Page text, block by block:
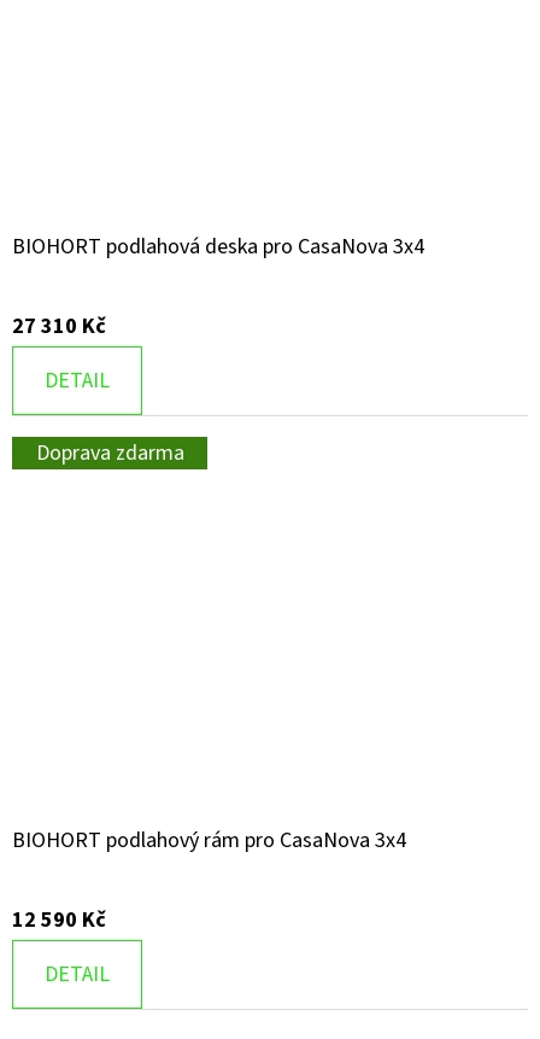
BIOHORT podlahová deska pro CasaNova 3x4
27 310 Kč
DETAIL
Doprava zdarma
BIOHORT podlahový rám pro CasaNova 3x4
12 590 Kč
DETAIL